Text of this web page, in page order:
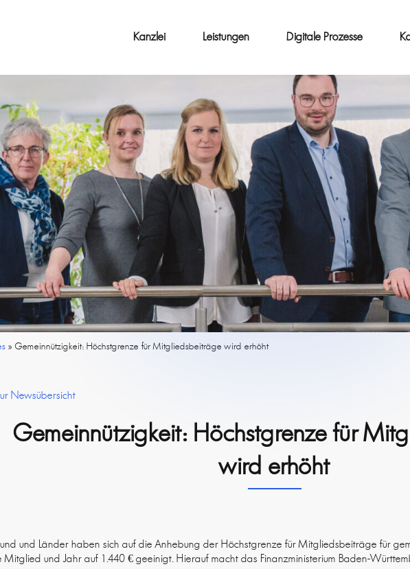
Kanzlei Leistungen Digitale Prozesse
»Gemeinnützigkeit: Höchstgrenze für Mitgliedsbeiträge wird erhöht
Newsübersicht
Gemeinnützigkeit: Höchstgrenze für
wird erhöht
und Länder haben sich auf die Anhebung der Höchstgrenze für Mitgliedsbeiträge für
Mitglied und Jahr auf 1.440 € geeinigt. Hierauf macht das Finanzministerium Baden-